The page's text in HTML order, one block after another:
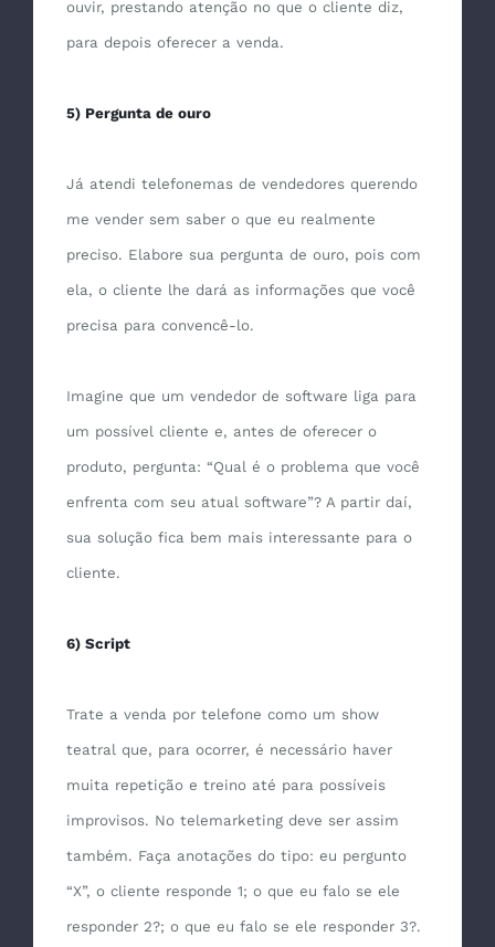
ouvir, prestando atenção no que o cliente diz,
para depois oferecer a venda.
5) Pergunta de ouro
Já atendi telefonemas de vendedores querendo
me vender sem saber o que eu realmente
preciso. Elabore sua pergunta de ouro, pois com
ela, o cliente lhe dará as informações que você
precisa para convencê-lo.
Imagine que um vendedor de software liga para
um possível cliente e, antes de oferecer o
produto, pergunta: “Qual é o problema que você
enfrenta com seu atual software”? A partir daí,
sua solução fica bem mais interessante para o
cliente.
6) Script
Trate a venda por telefone como um show
teatral que, para ocorrer, é necessário haver
muita repetição e treino até para possíveis
improvisos. No telemarketing deve ser assim
também. Faça anotações do tipo: eu pergunto
“X”, o cliente responde 1; o que eu falo se ele
responder 2?; o que eu falo se ele responder 3?.